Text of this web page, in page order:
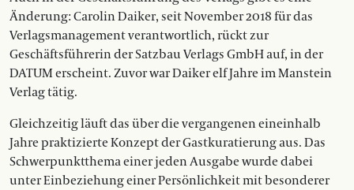
Änderung: Carolin Daiker, seit November 2018 für das
Verlagsmanagement verantwortlich, rückt zur
Geschäftsführerin der Satzbau Verlags GmbH auf, in der
DATUM erscheint. Zuvor war Daiker elf Jahre im Manstein
Verlag tätig.
Gleichzeitig läuft das über die vergangenen eineinhalb
Jahre praktizierte Konzept der Gastkuratierung aus. Das
Schwerpunktthema einer jeden Ausgabe wurde dabei
unter Einbeziehung einer Persönlichkeit mit besonderer